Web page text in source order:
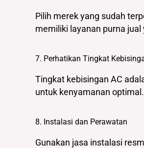
Pilih merek yang sudah
memiliki layanan purna
7. Perhatikan Tingkat
Tingkat kebisingan AC
untuk kenyamanan optimal.
8. Instalasi dan Perawatan
Gunakan jasa instalasi